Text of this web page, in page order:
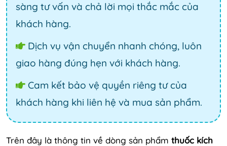
sàng tư vấn và chả lời mọi thắc mắc của
khách hàng.
Dịch vụ vận chuyển nhanh chóng, luôn
giao hàng đúng hẹn với khách hàng.
Cam kết bảo vệ quyền riêng tư của
khách hàng khi liên hệ và mua sản phẩm.
Trên đây là thông tin về dòng sản phẩm thuốc kích